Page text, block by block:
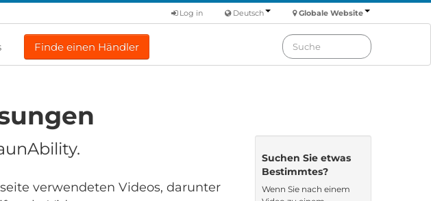
Globale Website
Deutsch
Log in
Finde einen Händler
verwendeten Videos, darunter
Suchen Sie etwas
Bestimmtes?
Wenn Sie nach einem